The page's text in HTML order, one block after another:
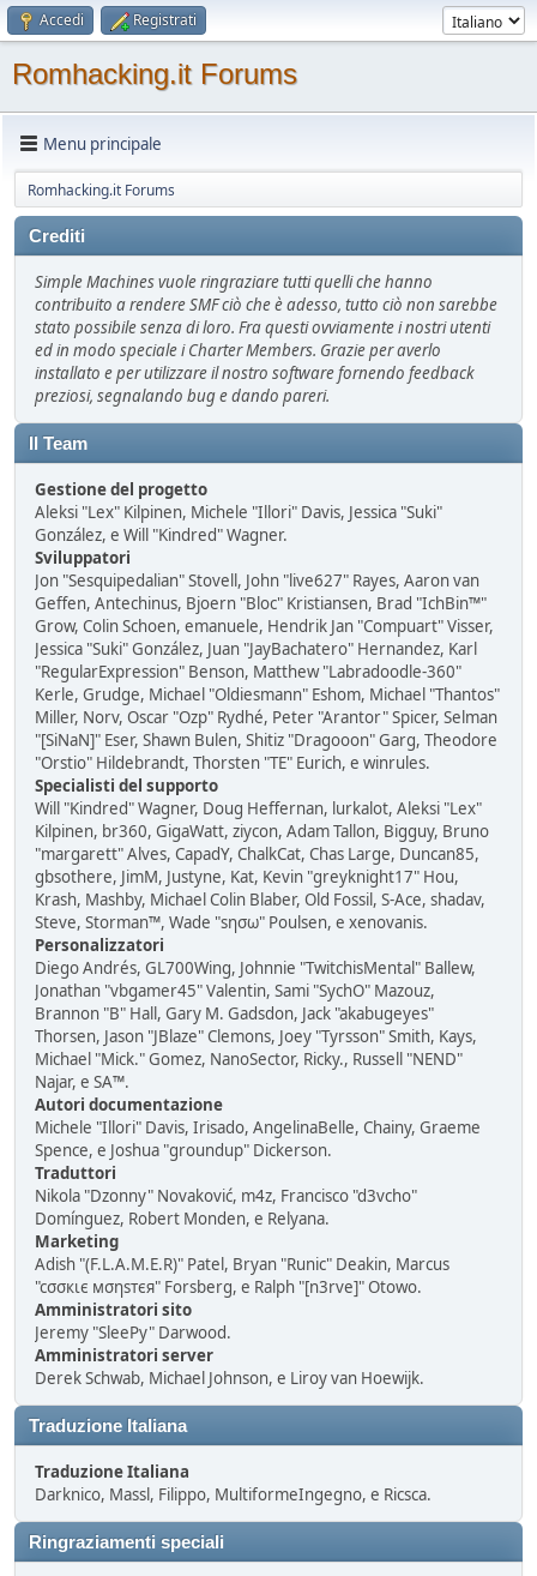
Accedi Registrati
Romhacking.it Forums
Menu principale
Romhacking.it Forums
Crediti
Simple Machines vuole ringraziare tutti quelli che hanno
contribuito a rendere SMF ciò che è adesso, tutto ciò non sarebbe
stato possibile senza di loro. Fra questi ovviamente i nostri utenti
ed in modo speciale i Charter Members. Grazie per averlo
installato e per utilizzare il nostro software fornendo feedback
preziosi, segnalando bug e dando pareri.
Il Team
Gestione del progetto
Aleksi "Lex" Kilpinen, Michele "Illori" Davis, Jessica "Suki"
González, e Will "Kindred" Wagner.
Sviluppatori
Jon "Sesquipedalian" Stovell, John "live627" Rayes, Aaron van
Geffen, Antechinus, Bjoern "Bloc" Kristiansen, Brad "IchBin™"
Grow, Colin Schoen, emanuele, Hendrik Jan "Compuart" Visser,
Jessica "Suki" González, Juan "JayBachatero" Hernandez, Karl
"RegularExpression" Benson, Matthew "Labradoodle-360"
Kerle, Grudge, Michael "Oldiesmann" Eshom, Michael "Thantos"
Miller, Norv, Oscar "Ozp" Rydhé, Peter "Arantor" Spicer, Selman
"[SiNaN]" Eser, Shawn Bulen, Shitiz "Dragooon" Garg, Theodore
"Orstio" Hildebrandt, Thorsten "TE" Eurich, e winrules.
Specialisti del supporto
Will "Kindred" Wagner, Doug Heffernan, lurkalot, Aleksi "Lex"
Kilpinen, br360, GigaWatt, ziycon, Adam Tallon, Bigguy, Bruno
"margarett" Alves, CapadY, ChalkCat, Chas Large, Duncan85,
gbsothere, JimM, Justyne, Kat, Kevin "greyknight17" Hou,
Krash, Mashby, Michael Colin Blaber, Old Fossil, S-Ace, shadav,
Steve, Storman™, Wade "sησω" Poulsen, e xenovanis.
Personalizzatori
Diego Andrés, GL700Wing, Johnnie "TwitchisMental" Ballew,
Jonathan "vbgamer45" Valentin, Sami "SychO" Mazouz,
Brannon "B" Hall, Gary M. Gadsdon, Jack "akabugeyes"
Thorsen, Jason "JBlaze" Clemons, Joey "Tyrsson" Smith, Kays,
Michael "Mick." Gomez, NanoSector, Ricky., Russell "NEND"
Najar, e SA™.
Autori documentazione
Michele "Illori" Davis, Irisado, AngelinaBelle, Chainy, Graeme
Spence, e Joshua "groundup" Dickerson.
Traduttori
Nikola "Dzonny" Novaković, m4z, Francisco "d3vcho"
Domínguez, Robert Monden, e Relyana.
Marketing
Adish "(F.L.A.M.E.R)" Patel, Bryan "Runic" Deakin, Marcus
"cσσкιє мσηѕтєя" Forsberg, e Ralph "[n3rve]" Otowo.
Amministratori sito
Jeremy "SleePy" Darwood.
Amministratori server
Derek Schwab, Michael Johnson, e Liroy van Hoewijk.
Traduzione Italiana
Traduzione Italiana
Darknico, Massl, Filippo, MultiformeIngegno, e Ricsca.
Ringraziamenti speciali